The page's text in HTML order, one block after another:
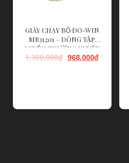
GIÀY CHẠY BỘ DO-WIN
MR31201 – DÒNG TẬP
LUYỆN THƯỜNG XUYÊN
1,300,000₫ 968,000₫